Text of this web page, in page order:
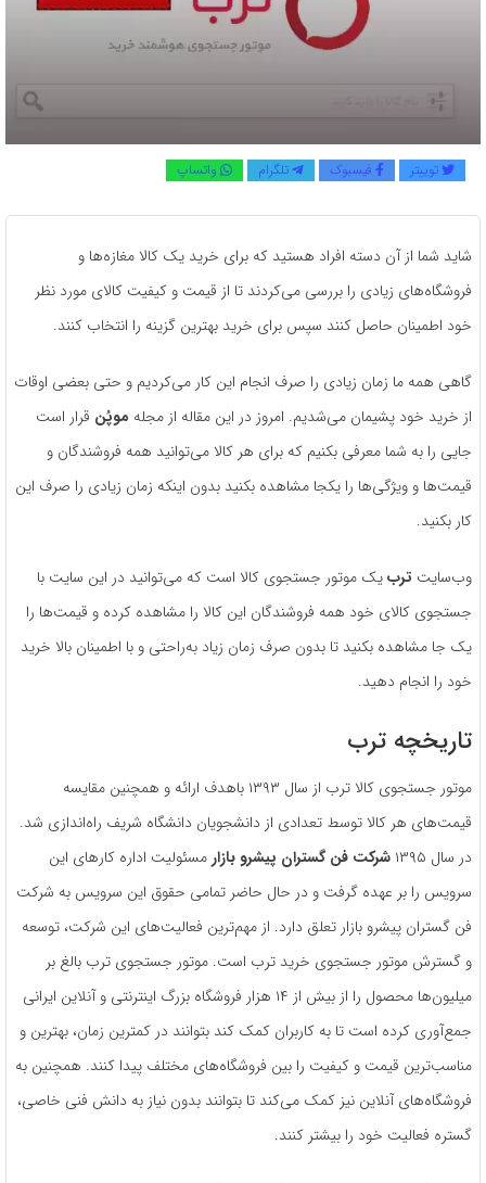
توییتر فیسبوک تلگرام واتساپ
شاید شما از آن دسته افراد هستید که برای خرید یک کالا مغازه‌ها و
فروشگاه‌های زیادی را بررسی می‌کردند تا از قیمت و کیفیت کالای مورد نظر
خود اطمینان حاصل کنند سپس برای خرید بهترین گزینه را انتخاب کنند.
گاهی همه ما زمان زیادی را صرف انجام این کار می‌کردیم و حتی بعضی‌ اوقات
از خرید خود پشیمان می‌شدیم. امروز در این مقاله از مجله موپُن قرار است
جایی را به شما معرفی بکنیم که برای هر کالا می‌توانید همه فروشندگان و
قیمت‌ها و ویژگی‌ها را یکجا مشاهده بکنید بدون اینکه زمان زیادی را صرف این
کار بکنید.
وب‌سایت تربیک موتور جستجوی کالا است که می‌توانید در این سایت با
جستجوی کالای خود همه فروشندگان این کالا را مشاهده کرده و قیمت‌ها را
یک جا مشاهده بکنید تا بدون صرف زمان زیاد به‌راحتی و با اطمینان بالا خرید
خود را انجام دهید.
تاریخچه ترب
موتور جستجوی کالا ترب از سال ۱۳۹۳ باهدف ارائه و همچنین مقایسه
قیمت‌های هر کالا توسط تعدادی از دانشجویان دانشگاه شریف راه‌اندازی شد.
در سال ۱۳۹۵
شرکت فن گستران پیشرو بازار مسئولیت اداره کارهای این
سرویس را بر عهده گرفت و در حال حاضر تمامی حقوق این سرویس به شرکت
فن گستران پیشرو بازار تعلق دارد. از مهم‌ترین فعالیت‌های این شرکت، توسعه
و گسترش موتور جستجوی خرید ترب است. موتور جستجوی ترب بالغ بر
میلیون‌ها محصول را از بیش از ۱۴ هزار فروشگاه بزرگ اینترنتی و آنلاین ایرانی
جمع‌آوری کرده است تا به کاربران کمک کند بتوانند در کمترین زمان، بهترین و
مناسب‌ترین قیمت و کیفیت را بین فروشگاه‌های مختلف پیدا کنند. همچنین به
فروشگاه‌های آنلاین نیز کمک می‌کند تا بتوانند بدون نیاز به دانش فنی خاصی،
گستره فعالیت خود را بیشتر کنند.